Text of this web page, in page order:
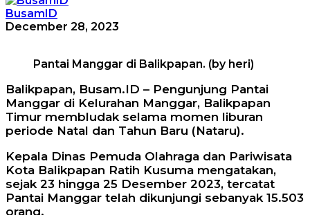
BusamID
December 28, 2023
Pantai Manggar di Balikpapan. (by heri)
Balikpapan, Busam.ID – Pengunjung Pantai
Manggar di Kelurahan Manggar, Balikpapan
Timur membludak selama momen liburan
periode Natal dan Tahun Baru (Nataru).
Kepala Dinas Pemuda Olahraga dan Pariwisata
Kota Balikpapan Ratih Kusuma mengatakan,
sejak 23 hingga 25 Desember 2023, tercatat
Pantai Manggar telah dikunjungi sebanyak 15.503
orang.